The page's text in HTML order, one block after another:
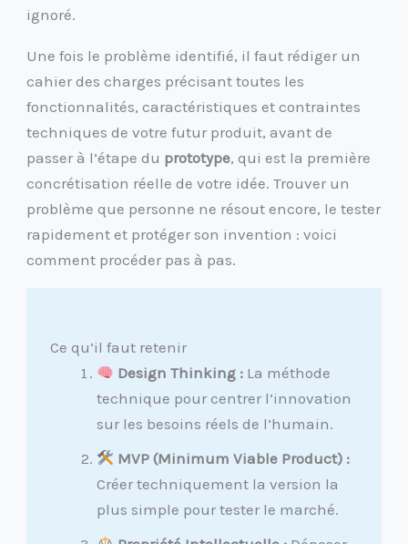
ignoré.
Une fois le problème identifié, il faut rédiger un
cahier des charges précisant toutes les
fonctionnalités, caractéristiques et contraintes
techniques de votre futur produit, avant de
passer à l’étape du prototype, qui est la première
concrétisation réelle de votre idée. Trouver un
problème que personne ne résout encore, le tester
rapidement et protéger son invention : voici
comment procéder pas à pas.
Ce qu’il faut retenir
Design Thinking : La méthode
technique pour centrer l’innovation
sur les besoins réels de l’humain.
MVP (Minimum Viable Product) :
Créer techniquement la version la
plus simple pour tester le marché.